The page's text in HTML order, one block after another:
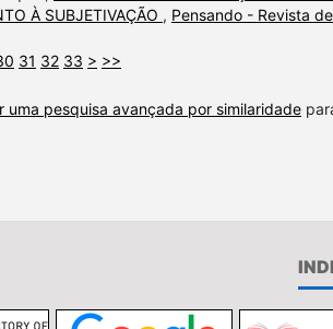
À SUBJETIVAÇÃO , Pensando - Revista
31 32 33 > >>
uma pesquisa avançada por similaridade